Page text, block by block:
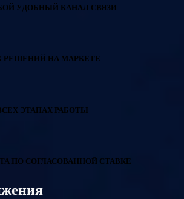
УДОБНЫЙ КАНАЛ СВЯЗИ
РЕШЕНИЙ НА МАРКЕТЕ
ЭТАПАХ РАБОТЫ
ПО СОГЛАСОВАННОЙ СТАВКЕ